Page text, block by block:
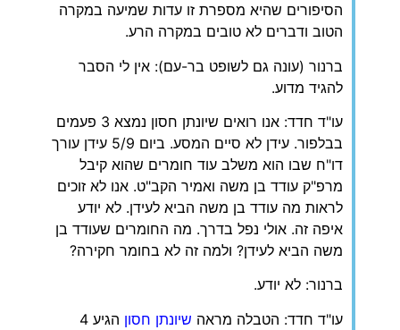
הסיפורים שהיא מספרת זו עדות שמיעה במקרה
הטוב ודברים לא טובים במקרה הרע.
ברנור (עונה גם לשופט בר-עם): אין לי הסבר
להגיד מדוע.
עו"ד חדד: אנו רואים שיונתן חסון נמצא 3 פעמים
בבלפור. עידן לא סיים המסע. ביום 5/9 עידן עורך
דו"ח שבו הוא משלב עוד חומרים שהוא קיבל
מרפ"ק עודד בן משה ואמיר הקב"ט. אנו לא זוכים
לראות מה עודד בן משה הביא לעידן. לא יודע
איפה זה. אולי נפל בדרך. מה החומרים שעודד בן
משה הביא לעידן? ולמה זה לא בחומר חקירה?
ברנור: לא יודע.
עו"ד חדד: הטבלה מראה שיונתן חסון
הגיע 4